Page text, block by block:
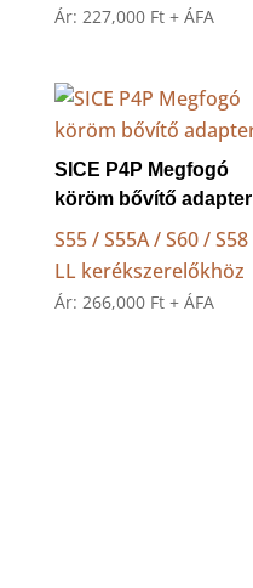
Ár: 227,000 Ft + ÁFA
SICE P4P Megfogó
köröm bővítő adapter
S55 / S55A / S60 / S58
LL kerékszerelőkhöz
Ár: 266,000 Ft + ÁFA